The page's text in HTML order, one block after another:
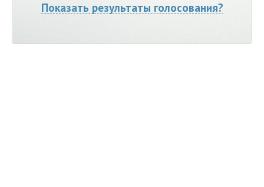
Показать результаты голосования?